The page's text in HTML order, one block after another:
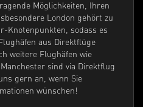
Möglichkeiten, Ihren
London gehört zu
Knotenpunkten, sodass es
aus Direktflüge
weitere Flughäfen wie
sind via Direktflug
gern an, wenn Sie
wünschen!